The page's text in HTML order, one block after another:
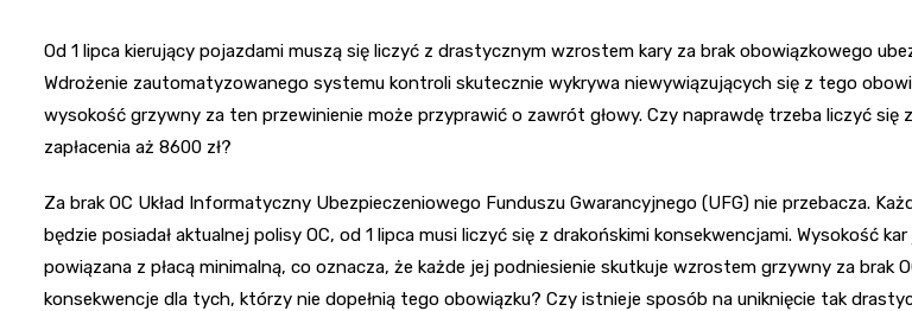
Od 1 lipca kierujący pojazdami muszą się liczyć z drastycznym wzrostem kary za brak obowiązkowego
Wdrożenie zautomatyzowanego systemu kontroli skutecznie wykrywa niewywiązujących się z tego
wysokość grzywny za ten przewinienie może przyprawić o zawrót głowy. Czy naprawdę trzeba liczyć się
zapłacenia aż 8600 zł?
Za brak OC Układ Informatyczny Ubezpieczeniowego Funduszu Gwarancyjnego (UFG) nie przebacza.
będzie posiadał aktualnej polisy OC, od 1 lipca musi liczyć się z drakońskimi konsekwencjami. Wysokość
powiązana z płacą minimalną, co oznacza, że każde jej podniesienie skutkuje wzrostem grzywny za brak
konsekwencje dla tych, którzy nie dopełnią tego obowiązku? Czy istnieje sposób na uniknięcie tak